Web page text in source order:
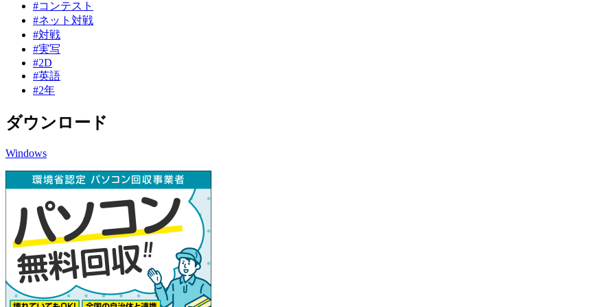
#コンテスト
#ネット対戦
#対戦
#実写
#2D
#英語
#2年
ダウンロード
Windows